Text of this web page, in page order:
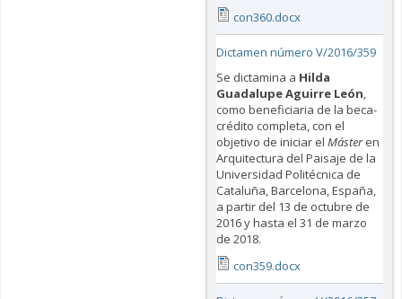
con360.docx
Dictamen número V/2016/359
Se dictamina a Hilda
Guadalupe Aguirre León,
como beneficiaria de la beca-
crédito completa, con el
objetivo de iniciar el Másteren
Arquitectura del Paisaje de la
Universidad Politécnica de
Cataluña, Barcelona, España,
a partir del 13 de octubre de
2016 y hasta el 31 de marzo
de 2018.
con359.docx